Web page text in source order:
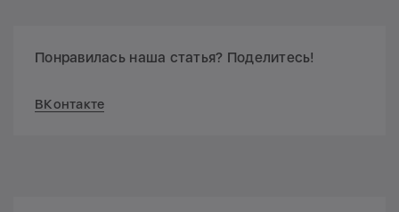
Понравилась наша статья? Поделитесь!
ВКонтакте